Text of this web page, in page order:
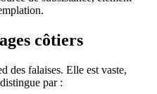
côtiers
des falaises. Elle est vaste,
par :